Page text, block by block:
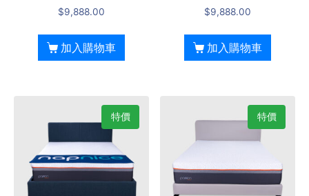
$9,888.00
加入購物車
$9,888.00
加入購物車
特價 特價